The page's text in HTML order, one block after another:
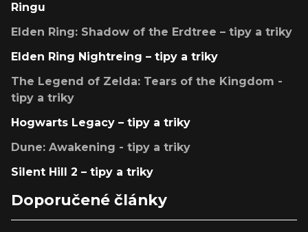
Ringu
Elden Ring: Shadow of the Erdtree – tipy a triky
Elden Ring Nightreing – tipy a triky
The Legend of Zelda: Tears of the Kingdom -
tipy a triky
Hogwarts Legacy – tipy a triky
Dune: Awakening - tipy a triky
Silent Hill 2 – tipy a triky
Doporučené články